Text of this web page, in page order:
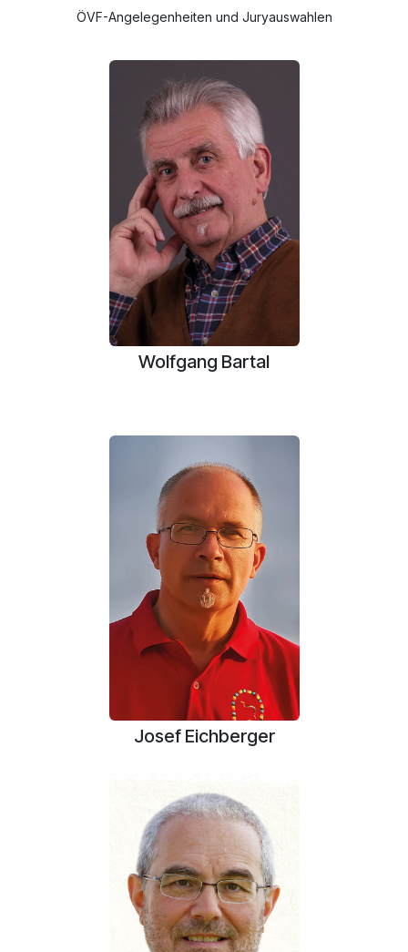
ÖVF-Angelegenheiten und Juryauswahlen
Wolfgang Bartal
Josef Eichberger